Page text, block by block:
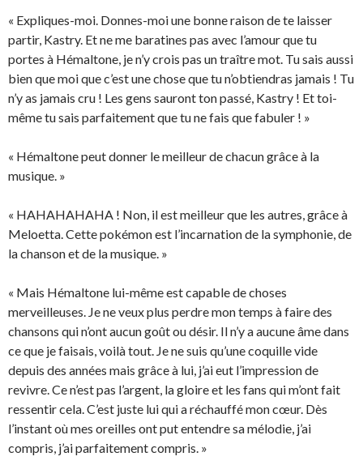
« Expliques-moi. Donnes-moi une bonne raison de te laisser
partir, Kastry. Et ne me baratines pas avec l’amour que tu
portes à Hémaltone, je n’y crois pas un traître mot. Tu sais aussi
bien que moi que c’est une chose que tu n’obtiendras jamais ! Tu
n’y as jamais cru ! Les gens sauront ton passé, Kastry ! Et toi-
même tu sais parfaitement que tu ne fais que fabuler ! »
« Hémaltone peut donner le meilleur de chacun grâce à la
musique. »
« HAHAHAHAHA ! Non, il est meilleur que les autres, grâce à
Meloetta. Cette pokémon est l’incarnation de la symphonie, de
la chanson et de la musique. »
« Mais Hémaltone lui-même est capable de choses
merveilleuses. Je ne veux plus perdre mon temps à faire des
chansons qui n’ont aucun goût ou désir. Il n’y a aucune âme dans
ce que je faisais, voilà tout. Je ne suis qu’une coquille vide
depuis des années mais grâce à lui, j’ai eut l’impression de
revivre. Ce n’est pas l’argent, la gloire et les fans qui m’ont fait
ressentir cela. C’est juste lui qui a réchauffé mon cœur. Dès
l’instant où mes oreilles ont put entendre sa mélodie, j’ai
compris, j’ai parfaitement compris. »